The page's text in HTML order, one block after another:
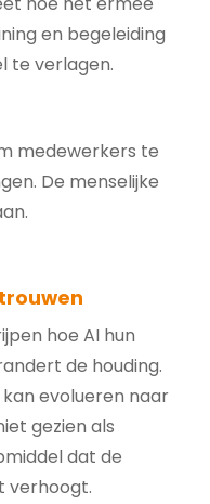
en begeleiding
te verlagen.
medewerkers te
De menselijke
hoe AI hun
de houding.
evolueren naar
gezien als
dat de
verhoogt.